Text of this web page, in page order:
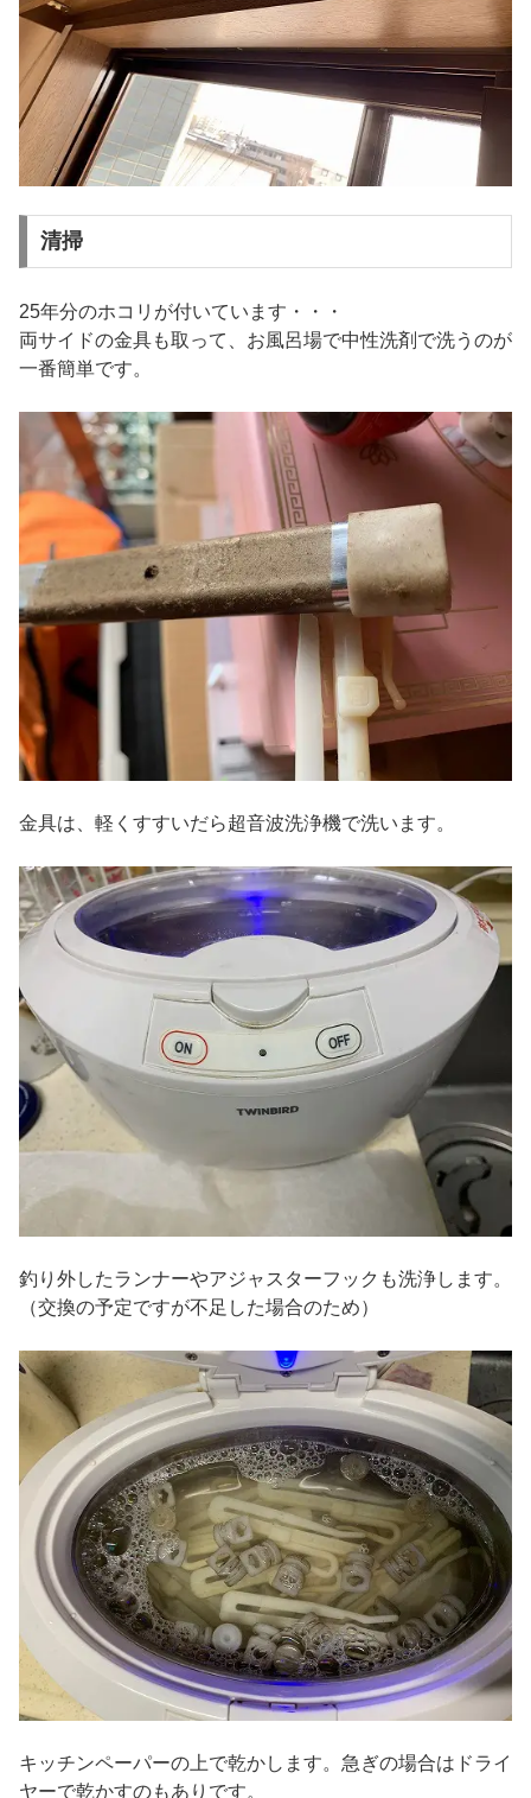
清掃
25年分のホコリが付いています・・・
両サイドの金具も取って、お風呂場で中性洗剤で洗うのが
一番簡単です。
金具は、軽くすすいだら超音波洗浄機で洗います。
釣り外したランナーやアジャスターフックも洗浄します。
（交換の予定ですが不足した場合のため）
キッチンペーパーの上で乾かします。急ぎの場合はドライ
ヤーで乾かすのもありです。